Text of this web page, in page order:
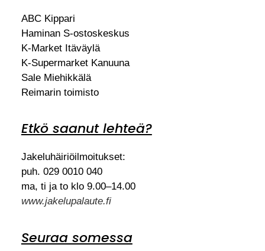
ABC Kippari
Haminan S-ostoskeskus
K-Market Itäväylä
K-Supermarket Kanuuna
Sale Miehikkälä
Reimarin toimisto
Etkö saanut lehteä?
Jakeluhäiriöilmoitukset:
puh. 029 0010 040
ma, ti ja to klo 9.00–14.00
www.jakelupalaute.fi
Seuraa somessa